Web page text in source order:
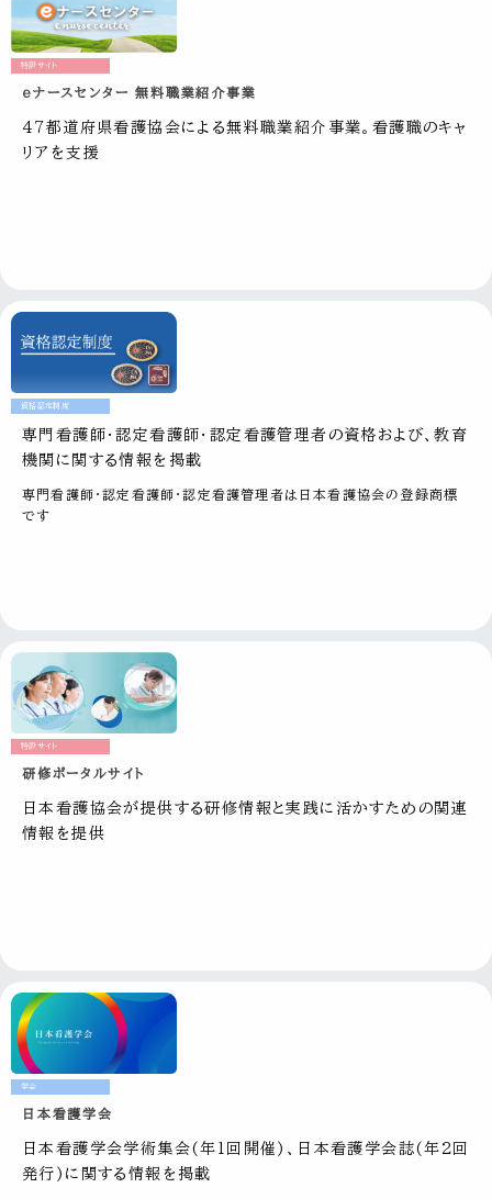
特設サイト
eナースセンター 無料職業紹介事業
47都道府県看護協会による無料職業紹介事業。看護職のキャ
リアを支援
資格認定制度
専門看護師・認定看護師・認定看護管理者の資格および、教育
機関に関する情報を掲載
専門看護師・認定看護師・認定看護管理者は日本看護協会の登録商標
です
特設サイト
研修ポータルサイト
日本看護協会が提供する研修情報と実践に活かすための関連
情報を提供
学会
日本看護学会
日本看護学会学術集会(年1回開催)、
日本看護学会誌(年2回
発行)に関する情報を掲載